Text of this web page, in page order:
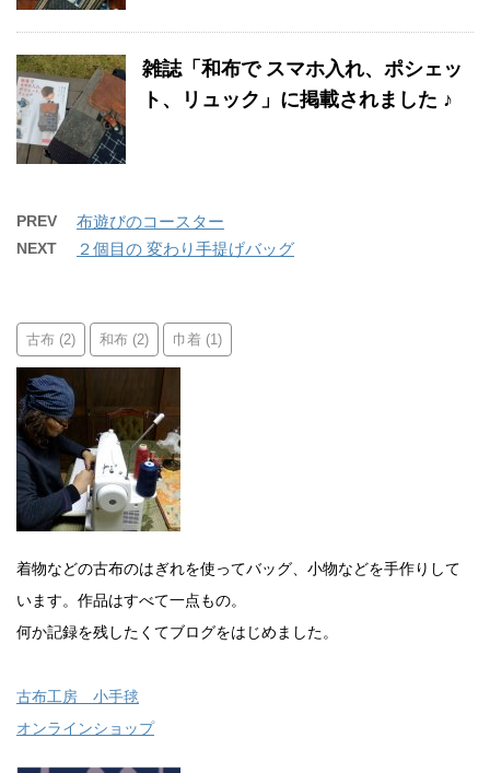
雑誌「和布で スマホ入れ、ポシェッ
ト、リュック」に掲載されました ♪
PREV 布遊びのコースター
NEXT ２個目の 変わり手提げバッグ
古布 (2) 和布 (2) 巾着 (1)
着物などの古布のはぎれを使ってバッグ、小物などを手作りして
います。作品はすべて一点もの。
何か記録を残したくてブログをはじめました。
古布工房 小手毬
オンラインショップ